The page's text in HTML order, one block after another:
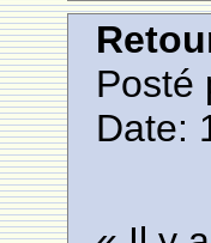
Posté
Date: